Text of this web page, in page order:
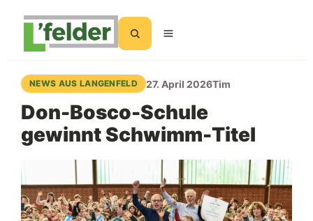
NEWS AUS LANGENFELD 27. April 2026Tim
Don-Bosco-Schule
gewinnt Schwimm-Titel